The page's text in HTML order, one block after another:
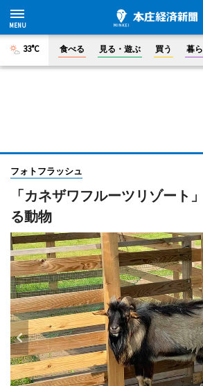
33°C 食べる 見る・遊ぶ 買う 暮
フォトフラッシュ
「カネザワフルーツリゾート
る動物